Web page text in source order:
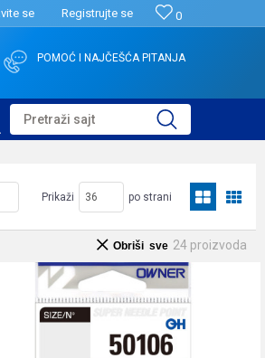
0
se Registrujte se
POMOĆ I NAJČEŠĆA PITANJA
Pretraži sajt
Prikaži po strani
24 proizvoda
Obriši sve